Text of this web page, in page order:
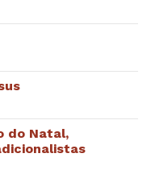
do Natal,